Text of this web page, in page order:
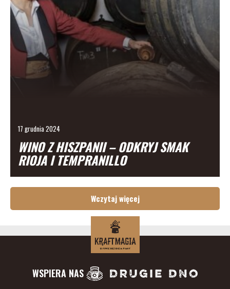
17 grudnia 2024
WINO Z HISZPANII – ODKRYJ SMAK
RIOJA I TEMPRANILLO
Wczytaj więcej
WSPIERA NAS